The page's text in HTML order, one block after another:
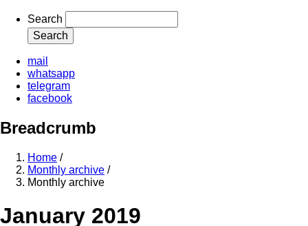
Search
mail
whatsapp
telegram
facebook
Breadcrumb
Home /
Monthly archive /
Monthly archive
January 2019